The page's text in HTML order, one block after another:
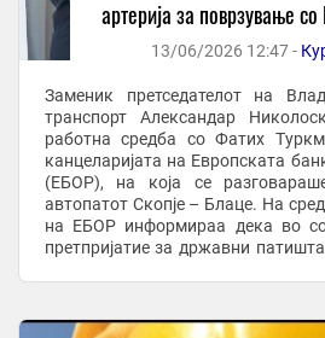
артерија за поврзување
Гора
13/06/2026 12:47 -
Заменик претседателот на
транспорт Александар
работна средба со Фатих
канцеларијата на Европската
(ЕБОР), на која се
автопатот Скопје – Блаце. На
на ЕБОР информираа дека во
претпријатие за државни